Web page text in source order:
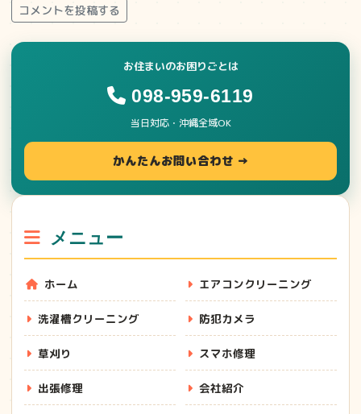
コメントを投稿する
お住まいのお困りごとは
098-959-6119
当日対応・沖縄全域OK
かんたんお問い合わせ →
メニュー
ホーム エアコンクリーニング
洗濯槽クリーニング 防犯カメラ
草刈り スマホ修理
出張修理 会社紹介